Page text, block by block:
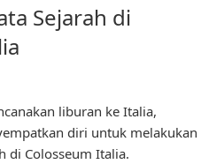
Sejarah di
liburan ke Italia,
diri untuk melakukan
di Colosseum Italia.